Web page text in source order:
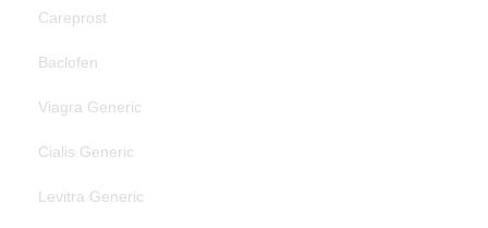
Careprost
Baclofen
Viagra Generic
Cialis Generic
Levitra Generic